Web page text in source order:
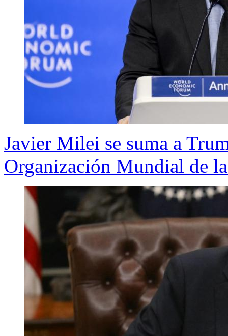
Javier Milei se suma a
Organización Mundial de